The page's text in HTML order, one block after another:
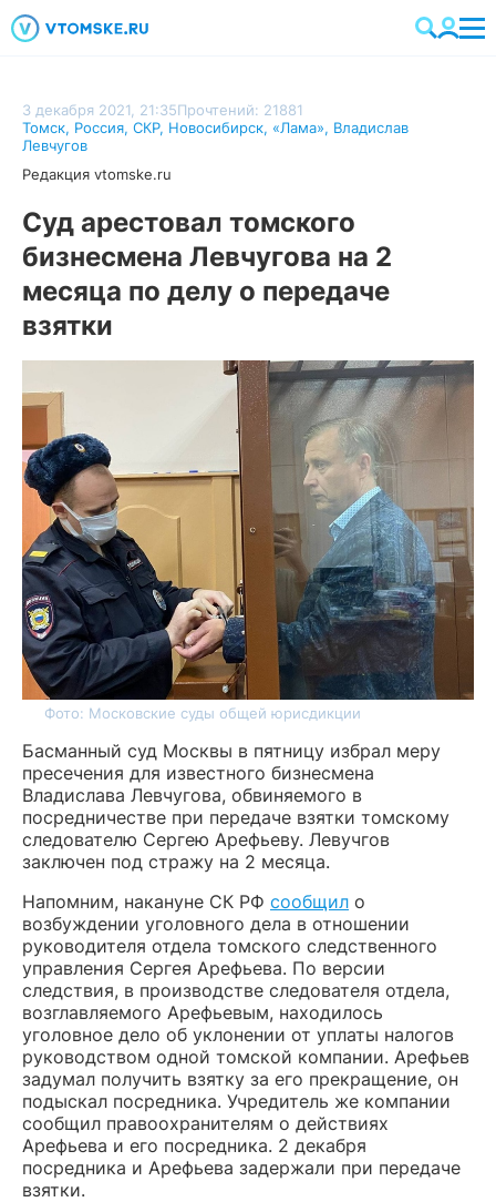
3 декабря 2021, 21:35Прочтений: 21881
Томск, Россия, СКР, Новосибирск, «Лама», Владислав
Левчугов
Редакция vtomske.ru
Суд арестовал томского
бизнесмена Левчугова на 2
месяца по делу о передаче
взятки
Фото: Московские суды общей юрисдикции
Басманный суд Москвы в пятницу избрал меру
пресечения для известного бизнесмена
Владислава Левчугова, обвиняемого в
посредничестве при передаче взятки томскому
следователю Сергею Арефьеву. Левучгов
заключен под стражу на 2 месяца.
Напомним, накануне СК РФ сообщил о
возбуждении уголовного дела в отношении
руководителя отдела томского следственного
управления Сергея Арефьева. По версии
следствия, в производстве следователя отдела,
возглавляемого Арефьевым, находилось
уголовное дело об уклонении от уплаты налогов
руководством одной томской компании. Арефьев
задумал получить взятку за его прекращение, он
подыскал посредника. Учредитель же компании
сообщил правоохранителям о действиях
Арефьева и его посредника. 2 декабря
посредника и Арефьева задержали при передаче
взятки.